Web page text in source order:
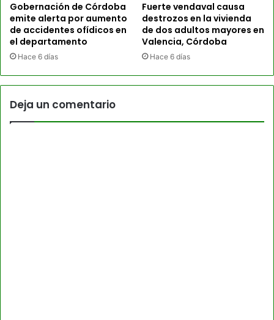
Gobernación de Córdoba
emite alerta por aumento
de accidentes ofídicos en
el departamento
Hace 6 días
Fuerte vendaval causa
destrozos en la vivienda
de dos adultos mayores en
Valencia, Córdoba
Hace 6 días
Deja un comentario